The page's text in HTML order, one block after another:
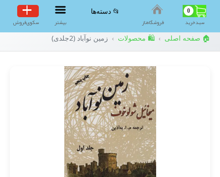
0
سبد‌خرید فروشگاه‌ناز
📂 دسته‌ها
بیشتر سکوی‌فروش
🏠 صفحه اصلی › 🛍️ محصولات › زمین نوآباد (2جلدی)